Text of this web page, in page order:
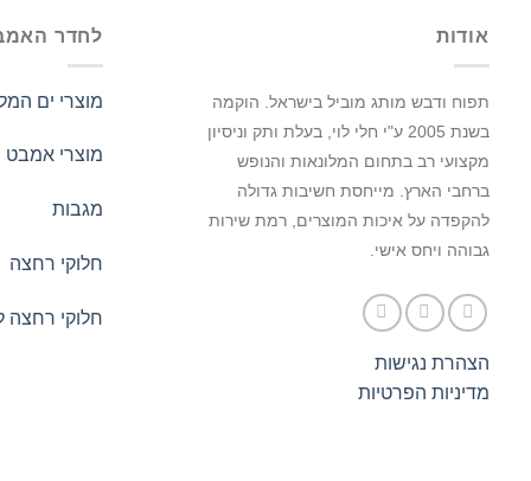
אודות
תפוח ודבש מותג מוביל בישראל. הוקמה
בשנת 2005 ע"י חלי לוי, בעלת ותק וניסיון
מקצועי רב בתחום המלונאות והנופש
ברחבי הארץ. מייחסת חשיבות גדולה
להקפדה על איכות המוצרים, רמת שירות
גבוהה ויחס אישי.
הצהרת נגישות
מדיניות הפרטיות
לחדר
מוצרי ים
מוצרי אמבט
מגבות
חלוקי רחצה
חלוקי רחצה